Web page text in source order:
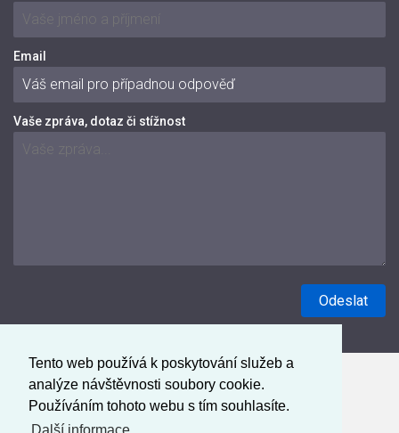
Tento web používá k poskytování služeb a
analýze návštěvnosti soubory cookie.
Používáním tohoto webu s tím souhlasíte.
Email
Vaše zpráva, dotaz či stížnost